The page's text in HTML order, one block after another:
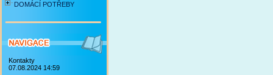
DOMÁCÍ POTŘEBY
Kontakty
07.08.2024 14:59